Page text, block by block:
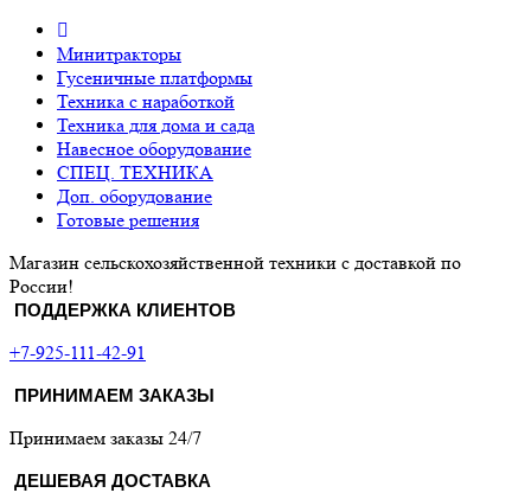
Минитракторы
Гусеничные платформы
Техника с наработкой
Техника для дома и сада
Навесное оборудование
СПЕЦ. ТЕХНИКА
Доп. оборудование
Готовые решения
Магазин сельскохозяйственной техники с доставкой по
России!
ПОДДЕРЖКА КЛИЕНТОВ
+7-925-111-42-91
ПРИНИМАЕМ ЗАКАЗЫ
Принимаем заказы 24/7
ДЕШЕВАЯ ДОСТАВКА